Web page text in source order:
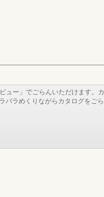
ュー」でごらんいただけます。カ
パラめくりながらカタログをごら